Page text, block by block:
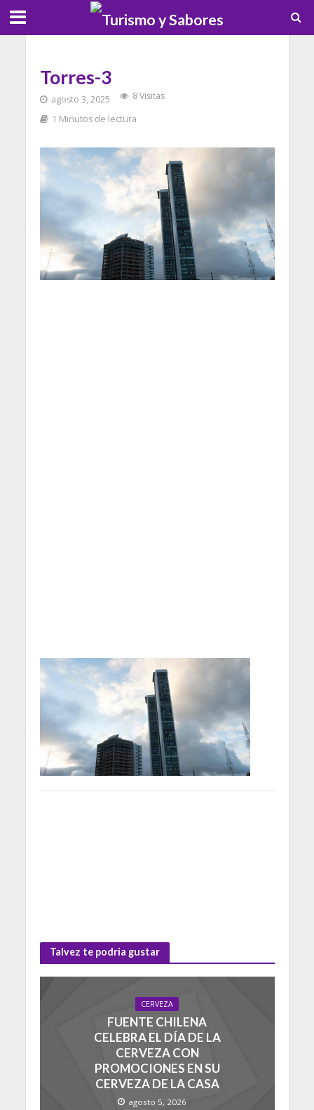
Torres-3
agosto 3, 2025
8 Visitas
1 Minutos de lectura
Talvez te podria gustar
CERVEZA
FUENTE CHILENA
CELEBRA EL DÍA DE LA
CERVEZA CON
PROMOCIONES EN SU
CERVEZA DE LA CASA
agosto 5, 2026